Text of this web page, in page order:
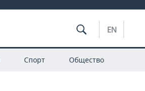
EN
Спорт Общество